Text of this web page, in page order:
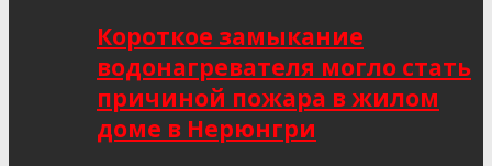
Короткое замыкание
водонагревателя могло стать
причиной пожара в жилом
доме в Нерюнгри